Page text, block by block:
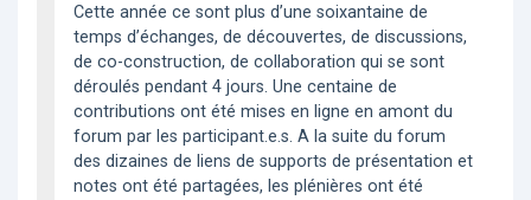
Cette année ce sont plus d’une soixantaine de
temps d’échanges, de découvertes, de discussions,
de co-construction, de collaboration qui se sont
déroulés pendant 4 jours. Une centaine de
contributions ont été mises en ligne en amont du
forum par les participant.e.s. A la suite du forum
des dizaines de liens de supports de présentation et
notes ont été partagées, les plénières ont été